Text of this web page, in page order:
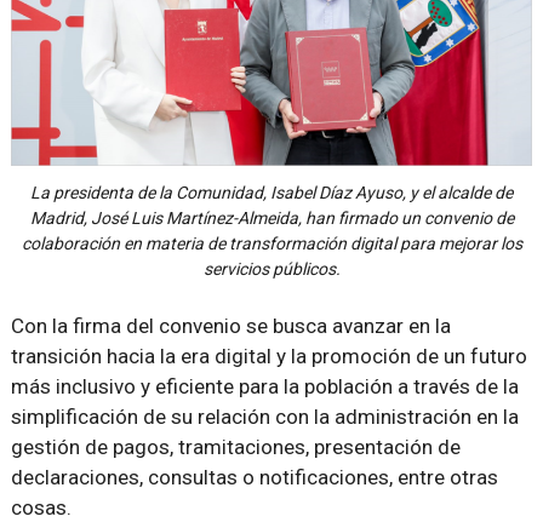
La presidenta de la Comunidad, Isabel Díaz Ayuso, y el alcalde de
Madrid, José Luis Martínez-Almeida, han firmado un convenio de
colaboración en materia de transformación digital para mejorar los
servicios públicos.
Con la firma del convenio se busca avanzar en la
transición hacia la era digital y la promoción de un futuro
más inclusivo y eficiente para la población a través de la
simplificación de su relación con la administración en la
gestión de pagos, tramitaciones, presentación de
declaraciones, consultas o notificaciones, entre otras
cosas.